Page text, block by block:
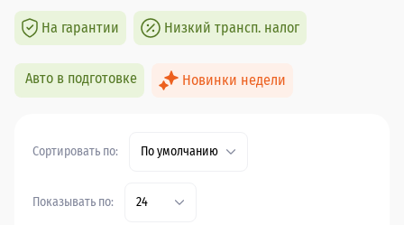
На гарантии Низкий трансп. налог
Авто в подготовке Новинки недели
Сортировать по: По умолчанию
Показывать по: 24